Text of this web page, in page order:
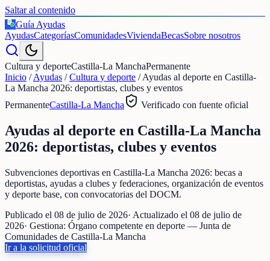
Saltar al contenido
€
Guía Ayudas
AyudasCategoríasComunidadesViviendaBecasSobre nosotros
Cultura y deporteCastilla-La ManchaPermanente
Inicio /Ayudas /Cultura y deporte /Ayudas al deporte en Castilla-
La Mancha 2026: deportistas, clubes y eventos
PermanenteCastilla-La Mancha Verificado con fuente oficial
Ayudas al deporte en Castilla-La Mancha
2026: deportistas, clubes y eventos
Subvenciones deportivas en Castilla-La Mancha 2026: becas a
deportistas, ayudas a clubes y federaciones, organización de eventos
y deporte base, con convocatorias del DOCM.
Publicado el 08 de julio de 2026· Actualizado el 08 de julio de
2026· Gestiona: Órgano competente en deporte — Junta de
Comunidades de Castilla-La Mancha
Ir a la solicitud oficial